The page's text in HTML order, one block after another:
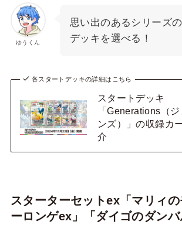
ゆうくん
思い出のあるシリーズ
デッキを選べる！
各スタートデッキの詳細はこちら
スタートデッキ
「Generations（
ンズ）」の収録カ
介
スターターセットex「マリィ
ーロンゲex 」「 ダイゴのダン